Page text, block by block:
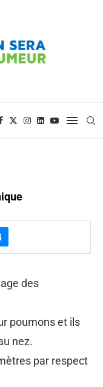
des
poumons et ils
nez.
par respect